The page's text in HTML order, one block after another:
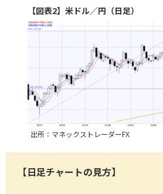
【図表2】米ドル／円（日足）
出所：マネックストレーダーFX
【日足チャートの見方】